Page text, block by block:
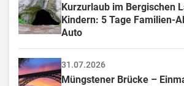
Kurzurlaub im Bergischen
Kindern: 5 Tage Familien-
Auto
31.07.2026
Müngstener Brücke –